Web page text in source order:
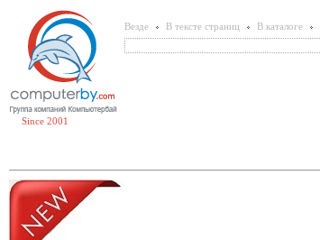
Since 2001
Везде В тексте страниц В каталоге